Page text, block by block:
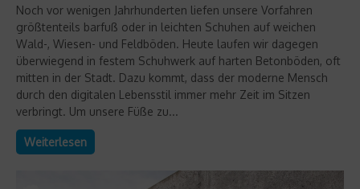
Noch vor wenigen Jahrhunderten liefen unsere Vorfahren
größtenteils barfuß oder in leichten Schuhen auf weichen
Wald-, Wiesen- und Feldböden. Heute laufen wir dagegen
überwiegend in festem Schuhwerk auf harten Betonböden, oft
mitten in der Stadt. Dazu kommt, dass der moderne Mensch
durch den digitalen Lebensstil immer mehr Zeit im Sitzen
verbringt. Um unsere Füße zu...
Weiterlesen